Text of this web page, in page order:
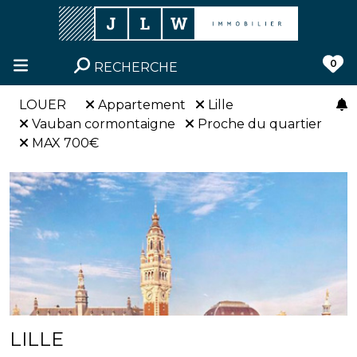
RECHERCHE 0
LOUER Appartement
Lille
Vauban cormontaigne
Proche du quartier
MAX 700€
LILLE